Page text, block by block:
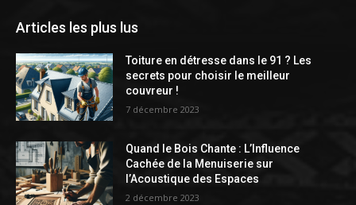
Articles les plus lus
Toiture en détresse dans le 91 ? Les
secrets pour choisir le meilleur
couvreur !
7 décembre 2023
Quand le Bois Chante : L’Influence
Cachée de la Menuiserie sur
l’Acoustique des Espaces
2 décembre 2023